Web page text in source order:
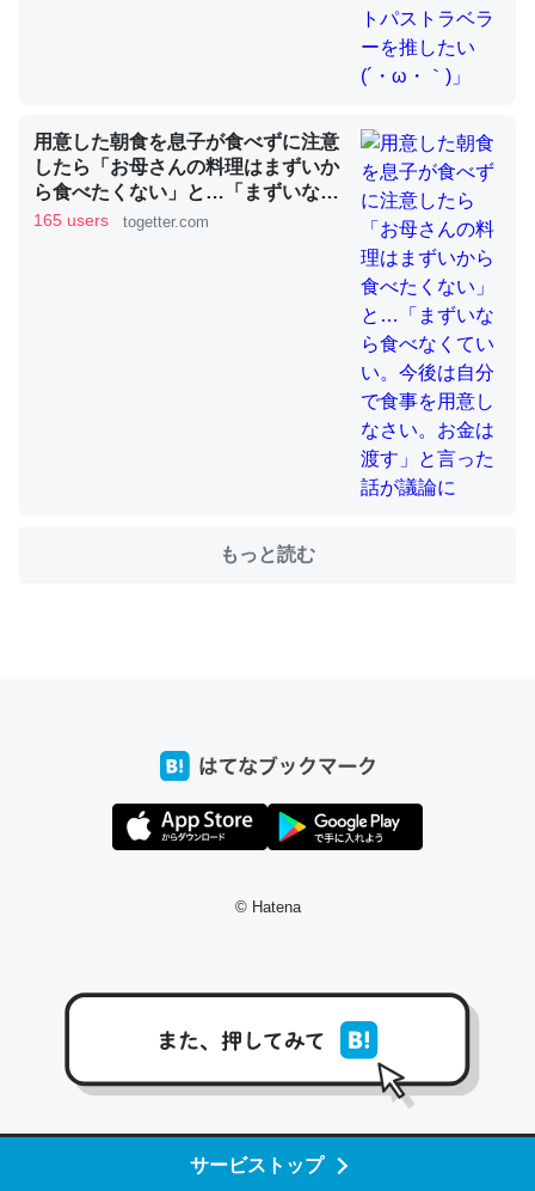
サービストップ
─たまにLINEするくらいだった遠方の父67歳と僕。ITツール導入で
コミュニケーションが劇的に変化した｜tayorini by LIFULL介護
ちょうど同じ理由でEcho Show 8を設定中でした。Prime
とかSpotifyを支払う孝行もできる。一生で親と会える残
り時間を日数にすると1週間とかの人が多いそうだけど、
それを実質100倍以上に伸ばす効果があるはず……
─たまにLINEするくらいだった遠方の父67歳と僕。ITツール導入で
コミュニケーションが劇的に変化した｜tayorini by LIFULL介護
回線代ほとんどかからないですよ。参考：
これ作ろう。/早速夕食に作った！本当にスナップえんどう
ットペッパーグルメ
けど、読み方が違うだけで同じものを指すのか、また違う
用意した朝食を息子が食べずに注意
したら「お母さんの料理はまずいか
ら食べたくない」と…「まずいなら
食べなくていい。今後は自分で食事
165 users togetter.com
もっと読む
© Hatena